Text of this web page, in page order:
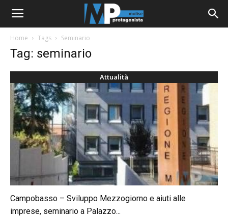
Home Tags Seminario
Tag: seminario
Attualità
Campobasso – Sviluppo Mezzogiorno e aiuti alle
imprese, seminario a Palazzo...